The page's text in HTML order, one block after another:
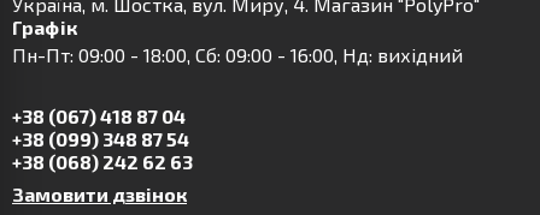
Графік
Пн-Пт: 09:00 - 18:00, Сб: 09:00 - 16:00, Нд: вихідний
+38 (067) 418 87 04
+38 (099) 348 87 54
+38 (068) 242 62 63
Замовити дзвінок